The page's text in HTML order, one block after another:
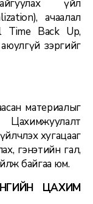
үйл
ачаалал
Time Back Up,
зэргийг
материалыг
хугацааг
гэнэтийн гал,
байгаа юм.
ЦАХИМ